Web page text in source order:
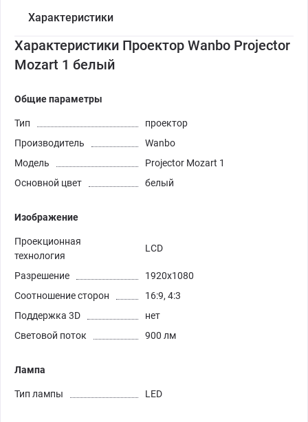
Характеристики
Характеристики Проектор Wanbo Projector
Mozart 1 белый
Общие параметры
Тип
проектор
Производитель
Wanbo
Модель
Projector Mozart 1
Основной цвет
белый
Изображение
Проекционная
технология
LCD
Разрешение
1920x1080
Соотношение сторон
16:9, 4:3
Поддержка 3D
нет
Световой поток
900 лм
Лампа
Тип лампы LED